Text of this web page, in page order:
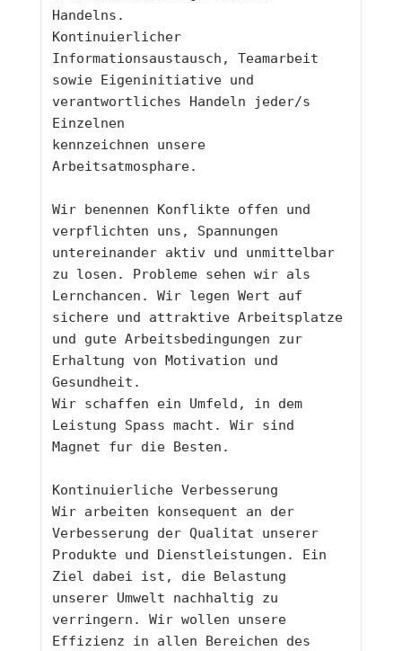
Handelns.
Kontinuierlicher
Informationsaustausch, Teamarbeit
sowie Eigeninitiative und
verantwortliches Handeln jeder/s
Einzelnen
kennzeichnen unsere
Arbeitsatmosphare.
Wir benennen Konflikte offen und
verpflichten uns, Spannungen
untereinander aktiv und unmittelbar
zu losen. Probleme sehen wir als
Lernchancen. Wir legen Wert auf
sichere und attraktive Arbeitsplatze
und gute Arbeitsbedingungen zur
Erhaltung von Motivation und
Gesundheit.
Wir schaffen ein Umfeld, in dem
Leistung Spass macht. Wir sind
Magnet fur die Besten.
Kontinuierliche Verbesserung
Wir arbeiten konsequent an der
Verbesserung der Qualitat unserer
Produkte und Dienstleistungen. Ein
Ziel dabei ist, die Belastung
unserer Umwelt nachhaltig zu
verringern. Wir wollen unsere
Effizienz in allen Bereichen des